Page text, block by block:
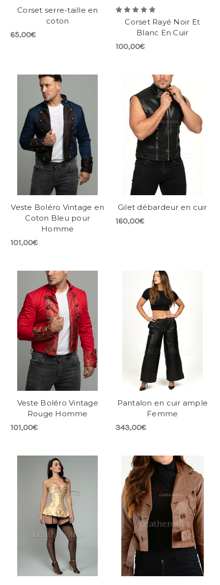
Corset serre-taille en
coton
65,00€
Corset Rayé Noir Et
Blanc En Cuir
100,00€
Veste Boléro Vintage en
Coton Bleu pour
Homme
101,00€
Gilet débardeur en cuir
160,00€
Veste Boléro Vintage
Rouge Homme
101,00€
Pantalon en cuir ample
Femme
343,00€